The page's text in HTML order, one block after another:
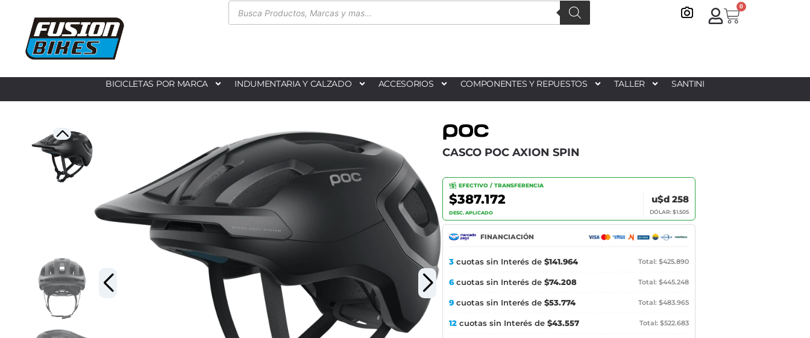
0
BICICLETAS POR MARCA INDUMENTARIA Y CALZADO ACCESORIOS COMPONENTES Y REPUESTOS TALLER SANTINI
CASCO POC AXION SPIN
EFECTIVO / TRANSFERENCIA
$387.172
DESC. APLICADO
u$d 258
DÓLAR: $1.505
FINANCIACIÓN
3 cuotas sin Interés de $141.964 Total: $425.890
6cuotas sin Interés de $74.208 Total: $445.248
9 cuotas sin Interés de $53.774 Total: $483.965
12 cuotas sin Interés de $43.557 Total: $522.683